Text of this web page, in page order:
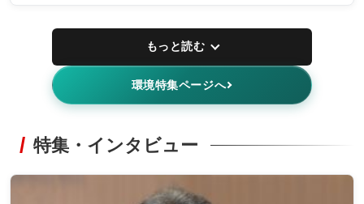
もっと読む
環境特集ページへ
特集・インタビュー